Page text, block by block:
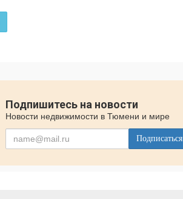
Подпишитесь на новости
Новости недвижимости в Тюмени и мире
Подписаться